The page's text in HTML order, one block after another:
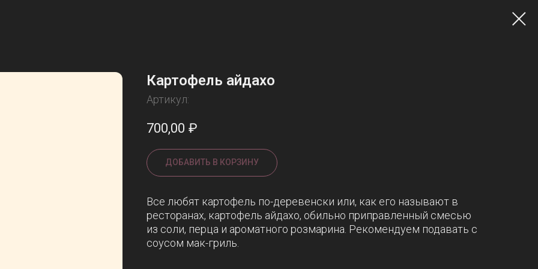
Картофель айдахо
Артикул:
700,00 ₽
ДОБАВИТЬ В КОРЗИНУ
Все любят картофель по-деревенски или, как его называют в
ресторанах, картофель айдахо, обильно приправленный смесью
из соли, перца и ароматного розмарина. Рекомендуем подавать с
соусом мак-гриль.